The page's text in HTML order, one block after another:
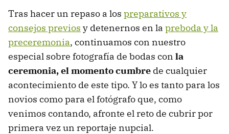
Tras hacer un repaso a los preparativos y
consejos previos y detenernos en la preboda y la
preceremonia, continuamos con nuestro
especial sobre fotografía de bodas con la
ceremonia, el momento cumbre de cualquier
acontecimiento de este tipo. Y lo es tanto para los
novios como para el fotógrafo que, como
venimos contando, afronte el reto de cubrir por
primera vez un reportaje nupcial.